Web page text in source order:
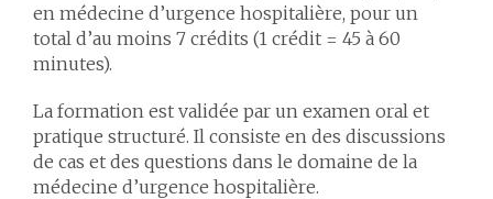
en médecine d’urgence hospitalière, pour un
total d’au moins 7 crédits (1 crédit = 45 à 60
minutes).
La formation est validée par un examen oral et
pratique structuré. Il consiste en des discussions
de cas et des questions dans le domaine de la
médecine d’urgence hospitalière.